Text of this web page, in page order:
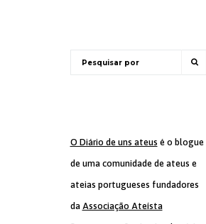
O Diário de uns ateus é o blogue
de uma comunidade de ateus e
ateias portugueses fundadores
da Associação Ateísta